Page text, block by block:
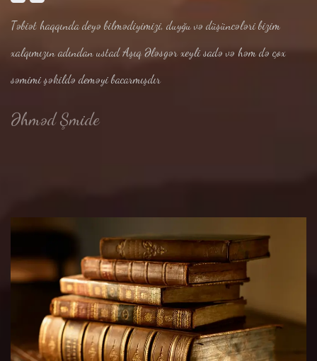
Təbiət haqqında deyə bilmədiyimizi, duyğu və düşüncələri bizim
xalqımızın adından ustad Aşıq Ələsgər xeyli sadə və həm də çox
səmimi şəkildə deməyi bacarmışdır
Əhməd Şmide